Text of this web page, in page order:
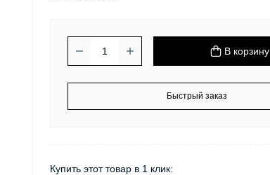
В корзину
Быстрый заказ
Купить этот товар в 1 клик: